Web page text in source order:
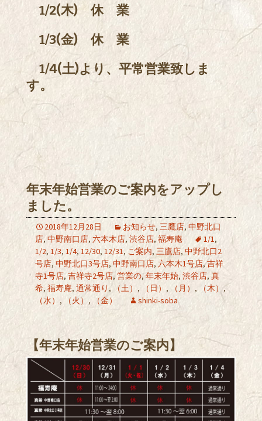
1/2(木) 休 業
1/3(金) 休 業
1/4(土)より、平常営業致しま
す。
年末年始営業のご案内をアップし
ました。
2018年12月28日 お知らせ, 三鷹店, 中野北口
店, 中野南口店, 六本木店, 渋谷店, 福寿庵 1/1,
1/2, 1/3, 1/4, 12/30, 12/31, ご案内, 三鷹店, 中野北口2
号店, 中野北口3号店,中野南口店, 六本木1号店,吉祥
寺1号店, 吉祥寺2号店,営業の,年末年始, 渋谷店, 真
希, 福寿庵, 通常通り, （土） , （日） , （月） , （木）,
（水） , （火） , （金） shinki-soba
【年末年始営業のご案内】